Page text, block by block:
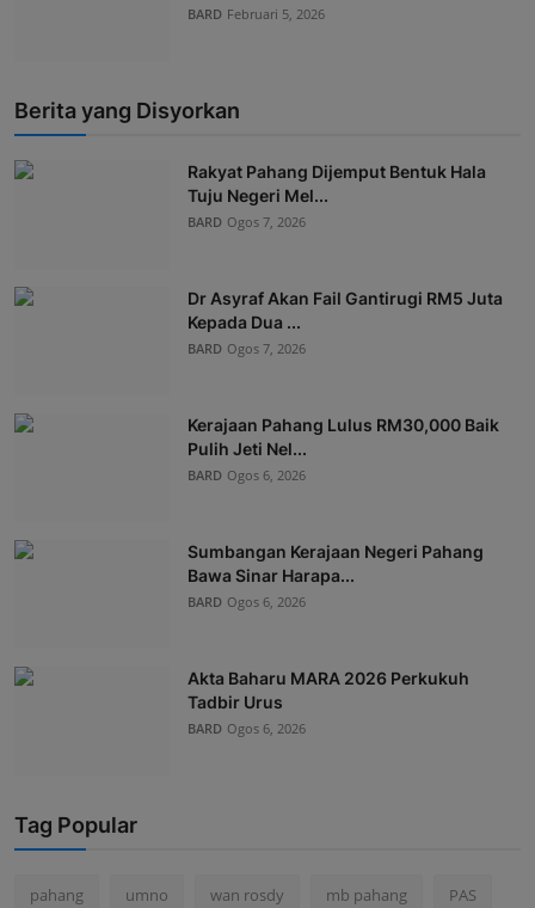
BARD Februari 5, 2026
Berita yang Disyorkan
Rakyat Pahang Dijemput Bentuk Hala
Tuju Negeri Mel...
BARD Ogos 7, 2026
Dr Asyraf Akan Fail Gantirugi RM5 Juta
Kepada Dua ...
BARD Ogos 7, 2026
Kerajaan Pahang Lulus RM30,000 Baik
Pulih Jeti Nel...
BARD Ogos 6, 2026
Sumbangan Kerajaan Negeri Pahang
Bawa Sinar Harapa...
BARD Ogos 6, 2026
Akta Baharu MARA 2026 Perkukuh
Tadbir Urus
BARD Ogos 6, 2026
Tag Popular
pahang umno wan rosdy mb pahang PAS